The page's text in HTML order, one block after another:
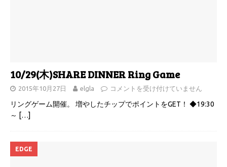
10/29(木)SHARE DINNER Ring Game
2015年10月27日 elgla コメントを受け付けていません
リングゲーム開催。 増やしたチップでポイントをGET！ ◆19:30
～ […]
EDGE